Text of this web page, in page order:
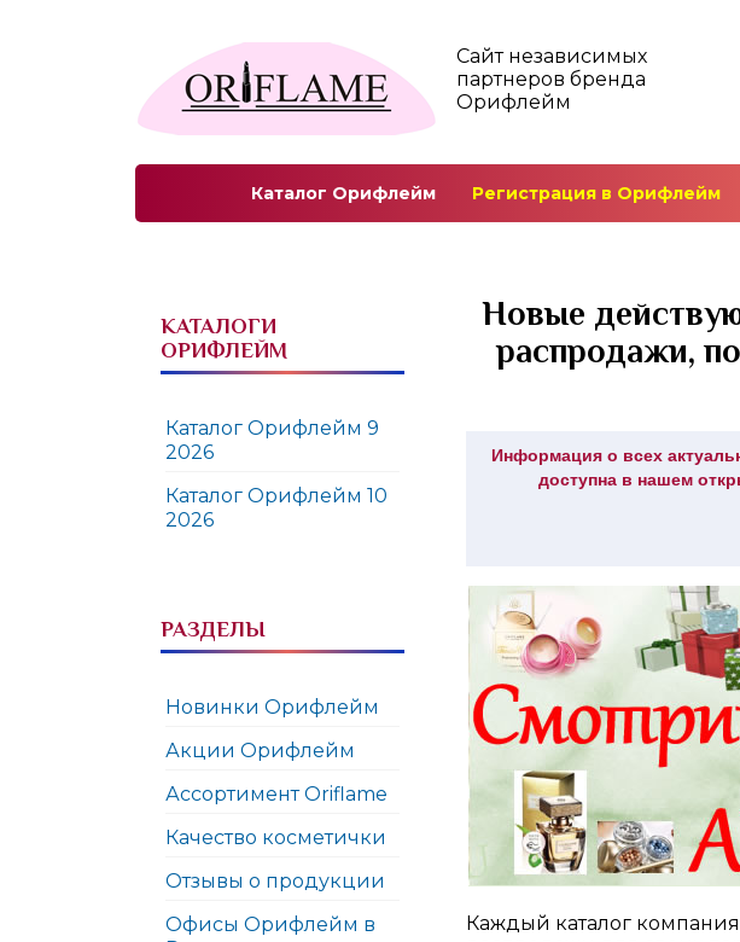
Сайт независимых
партнеров бренда
Орифлейм
Каталог Орифлейм Регистрация в Орифлейм
КАТАЛОГИ
ОРИФЛЕЙМ
Каталог Орифлейм 9
2026
Каталог Орифлейм 10
2026
РАЗДЕЛЫ
Новинки Орифлейм
Акции Орифлейм
Ассортимент Oriflame
Качество косметички
Отзывы о продукции
Офисы Орифлейм в
Новые
распродажи,
Информация о всех
доступна в нашем
Каждый каталог